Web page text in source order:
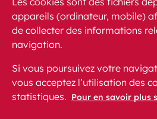
Kontakt
Sitemap
Gesetzliche Voraussetzungen
appareils (ordinateur, mobile)
de collecter des informations
navigation.
Si vous poursuivez votre
vous acceptez l’utilisation des
statistiques. Pour en savoir plus